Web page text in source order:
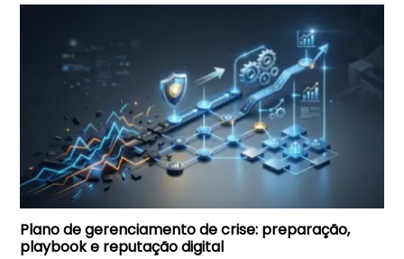
Plano de gerenciamento de crise: preparação,
playbook e reputação digital